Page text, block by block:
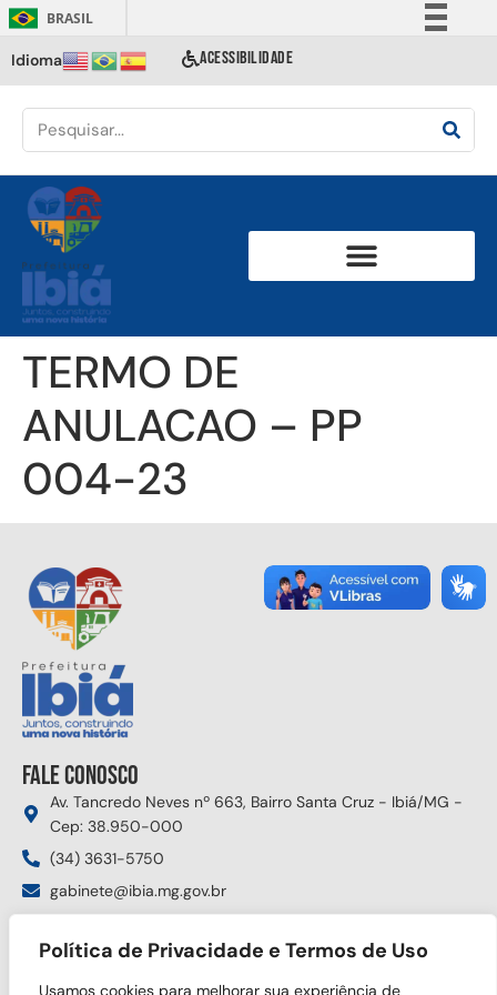
Política de Privacidade e Termos de Uso
Usamos cookies para melhorar sua experiência de
BRASIL
Comunica BR
Acesso à informação
Idioma ACESSIBILIDADE
TERMO DE
ANULACAO – PP
004-23
Fale conosco
Av. Tancredo Neves nº 663, Bairro Santa Cruz - Ibiá/MG -
Cep: 38.950-000
(34) 3631-5750
gabinete@ibia.mg.gov.br